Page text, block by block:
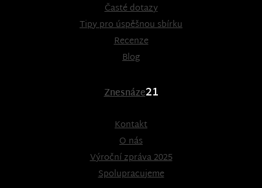
Časté dotazy
Tipy pro úspěšnou sbírku
Recenze
Blog
Znesnáze21
Kontakt
O nás
Výroční zpráva 2025
Spolupracujeme